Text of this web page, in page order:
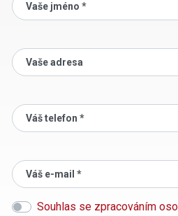
Vaše jméno *
Vaše adresa
Váš telefon *
Váš e-mail *
Souhlas se zpracováním